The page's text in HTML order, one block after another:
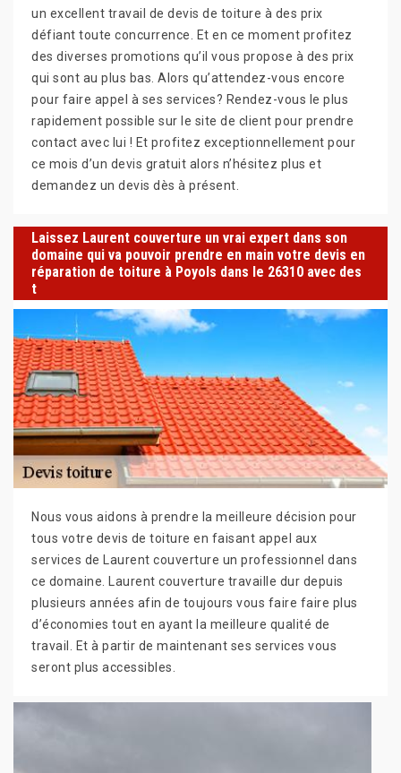
un excellent travail de devis de toiture à des prix
défiant toute concurrence. Et en ce moment profitez
des diverses promotions qu’il vous propose à des prix
qui sont au plus bas. Alors qu’attendez-vous encore
pour faire appel à ses services? Rendez-vous le plus
rapidement possible sur le site de client pour prendre
contact avec lui ! Et profitez exceptionnellement pour
ce mois d’un devis gratuit alors n’hésitez plus et
demandez un devis dès à présent.
Laissez Laurent couverture un vrai expert dans son
domaine qui va pouvoir prendre en main votre devis en
réparation de toiture à Poyols dans le 26310 avec des
t
Nous vous aidons à prendre la meilleure décision pour
tous votre devis de toiture en faisant appel aux
services de Laurent couverture un professionnel dans
ce domaine. Laurent couverture travaille dur depuis
plusieurs années afin de toujours vous faire faire plus
d’économies tout en ayant la meilleure qualité de
travail. Et à partir de maintenant ses services vous
seront plus accessibles.